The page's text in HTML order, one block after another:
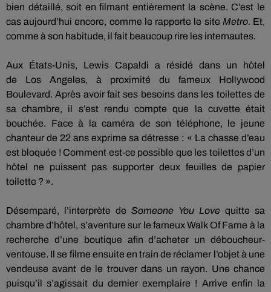
bien détaillé, soit en filmant entièrement la scène. C’est le
cas aujourd’hui encore, comme le rapporte le site Metro. Et,
comme à son habitude, il fait beaucoup rire les internautes.
Aux États-Unis, Lewis Capaldi
a résidé dans un hôtel
de
Los
Angeles, à proximité du fameux Hollywood
Boulevard. Après avoir fait ses besoins dans les toilettes de
sa chambre, il s’est rendu compte que la cuvette était
bouchée.
Face à la caméra de son téléphone, le jeune
chanteur de 22 ans exprime sa détresse : « La chasse d’eau
est bloquée ! Comment est-ce possible que les toilettes d’un
hôtel ne puissent pas supporter deux feuilles de papier
toilette ? ».
Désemparé, l’interprète de Someone You Love quitte sa
chambre d’hôtel, s’aventure sur le fameux Walk Of Fame à la
recherche d’une boutique afin d’acheter un déboucheur-
ventouse. Il se filme ensuite en train de réclamer l’objet à une
vendeuse avant de le trouver dans un rayon. Une chance
puisqu’il s’agissait du dernier exemplaire ! Arrive enfin la